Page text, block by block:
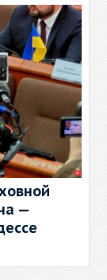
—